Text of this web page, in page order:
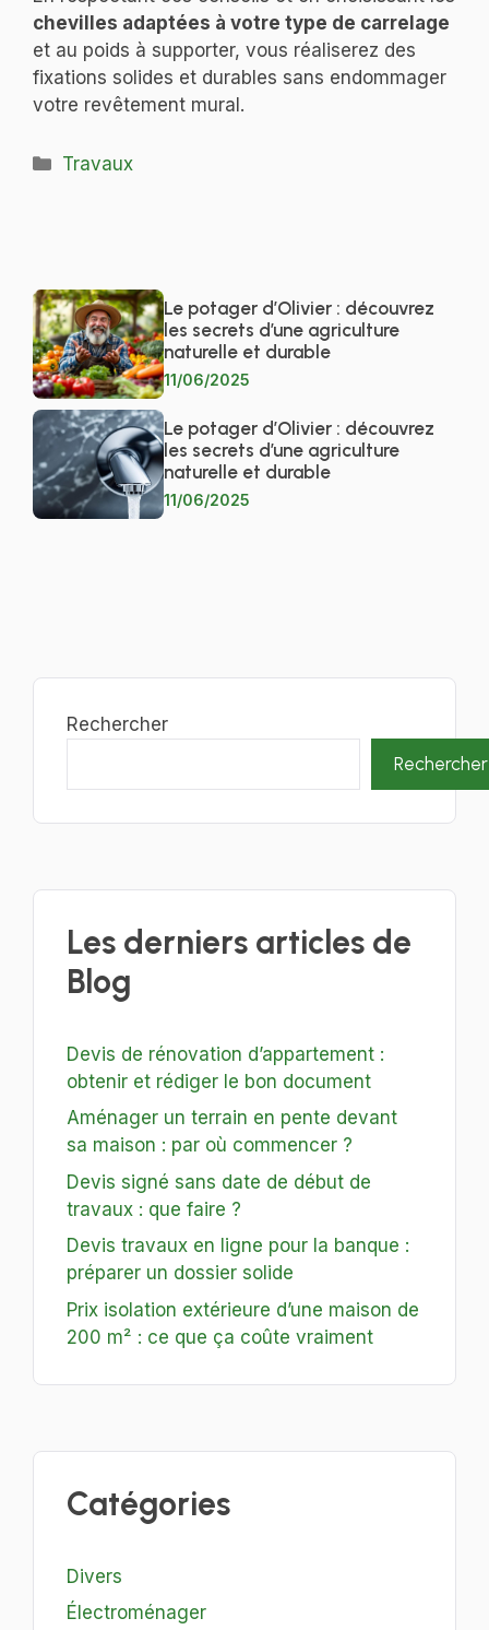
chevilles adaptées à votre type de carrelage
et au poids à supporter, vous réaliserez des
fixations solides et durables sans endommager
votre revêtement mural.
Catégories
Travaux
Le potager d’Olivier : découvrez
les secrets d’une agriculture
naturelle et durable
11/06/2025
Le potager d’Olivier : découvrez
les secrets d’une agriculture
naturelle et durable
11/06/2025
Rechercher
Rechercher
Les derniers articles de
Blog
Devis de rénovation d’appartement :
obtenir et rédiger le bon document
Aménager un terrain en pente devant
sa maison : par où commencer ?
Devis signé sans date de début de
travaux : que faire ?
Devis travaux en ligne pour la banque :
préparer un dossier solide
Prix isolation extérieure d’une maison de
200 m² : ce que ça coûte vraiment
Catégories
Divers
Électroménager